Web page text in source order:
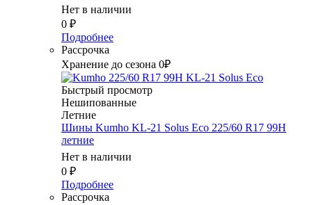
Нет в наличии
0 ₽
Подробнее
Рассрочка
Хранение до сезона 0₽
Быстрый просмотр
Нешипованные
Летние
Шины Kumho KL-21 Solus Eco 225/60 R17 99H
летние
Нет в наличии
0 ₽
Подробнее
Рассрочка